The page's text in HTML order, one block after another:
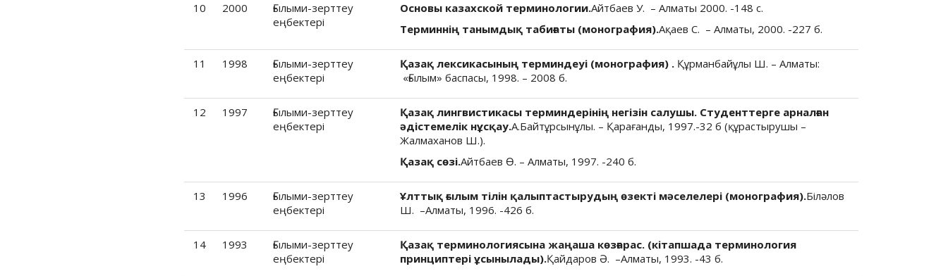
10 2000
Ғылыми-зерттеу
еңбектері
Основы казахской терминологии.Айтбаев У. – Алматы 2000. -148 с.
Терминнің танымдық табиғаты (монография).Ақаев С. – Алматы, 2000. -227 б.
11 1998
Ғылыми-зерттеу
еңбектері
Қазақ лексикасының терминдеуі (монография) . Құрманбайұлы Ш. – Алматы:
«Ғылым» баспасы, 1998. – 2008 б.
12 1997
Ғылыми-зерттеу
еңбектері
Қазақ лингвистикасы терминдерінің негізін салушы. Студенттерге арналған
әдістемелік нұсқау.А.Байтұрсынұлы. – Қарағанды, 1997.-32 б (құрастырушы –
Жалмаханов Ш.).
Қазақ сөзі.Айтбаев Ө. – Алматы, 1997. -240 б.
13 1996
Ғылыми-зерттеу
еңбектері
Ұлттық ғылым тілін қалыптастырудың өзекті мәселелері (монография).Біләлов
Ш. –Алматы, 1996. -426 б.
14 1993
Ғылыми-зерттеу
еңбектері
Қазақ терминологиясына жаңаша көзғарас. (кітапшада терминология
принциптері ұсынылады).Қайдаров Ә. –Алматы, 1993. -43 б.